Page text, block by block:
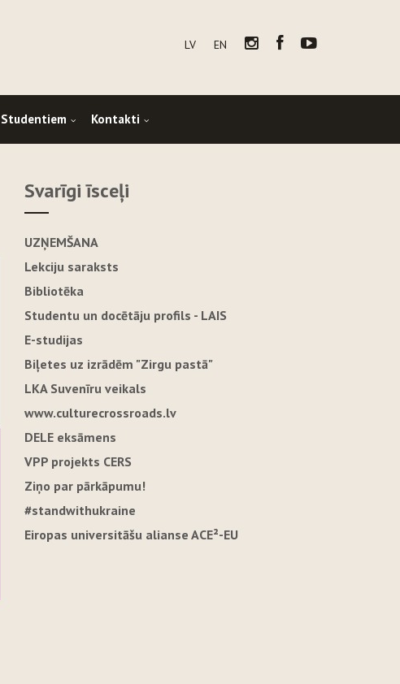
LV EN
Studentiem Kontakti
Svarīgi īsceļi
UZŅEMŠANA
Lekciju saraksts
Bibliotēka
Studentu un docētāju profils - LAIS
E-studijas
Biļetes uz izrādēm "Zirgu pastā"
LKA Suvenīru veikals
www.culturecrossroads.lv
DELE eksāmens
VPP projekts CERS
Ziņo par pārkāpumu!
#standwithukraine
Eiropas universitāšu alianse ACE²-EU